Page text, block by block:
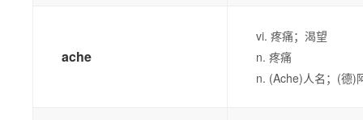
ache
vi. 疼痛；渴望
n. 疼痛
n. (Ache)人名；(德)